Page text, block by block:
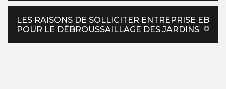
LES RAISONS DE SOLLICITER ENTREPRISE EB
POUR LE DÉBROUSSAILLAGE DES JARDINS